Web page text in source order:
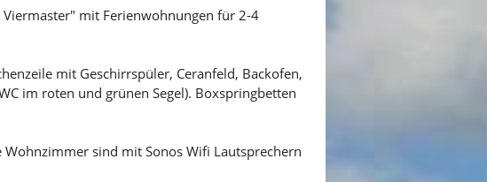
mit Ferienwohnungen für 2-4
mit Geschirrspüler, Ceranfeld, Backofen,
im roten und grünen Segel). Boxspringbetten
sind mit Sonos Wifi Lautsprechern